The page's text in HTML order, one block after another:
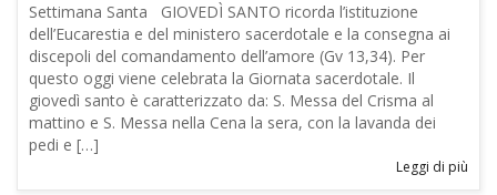
Settimana Santa GIOVEDÌ SANTO ricorda l’istituzione
dell’Eucarestia e del ministero sacerdotale e la consegna ai
discepoli del comandamento dell’amore (Gv 13,34). Per
questo oggi viene celebrata la Giornata sacerdotale. Il
giovedì santo è caratterizzato da: S. Messa del Crisma al
mattino e S. Messa nella Cena la sera, con la lavanda dei
pedi e […]
Leggi di più